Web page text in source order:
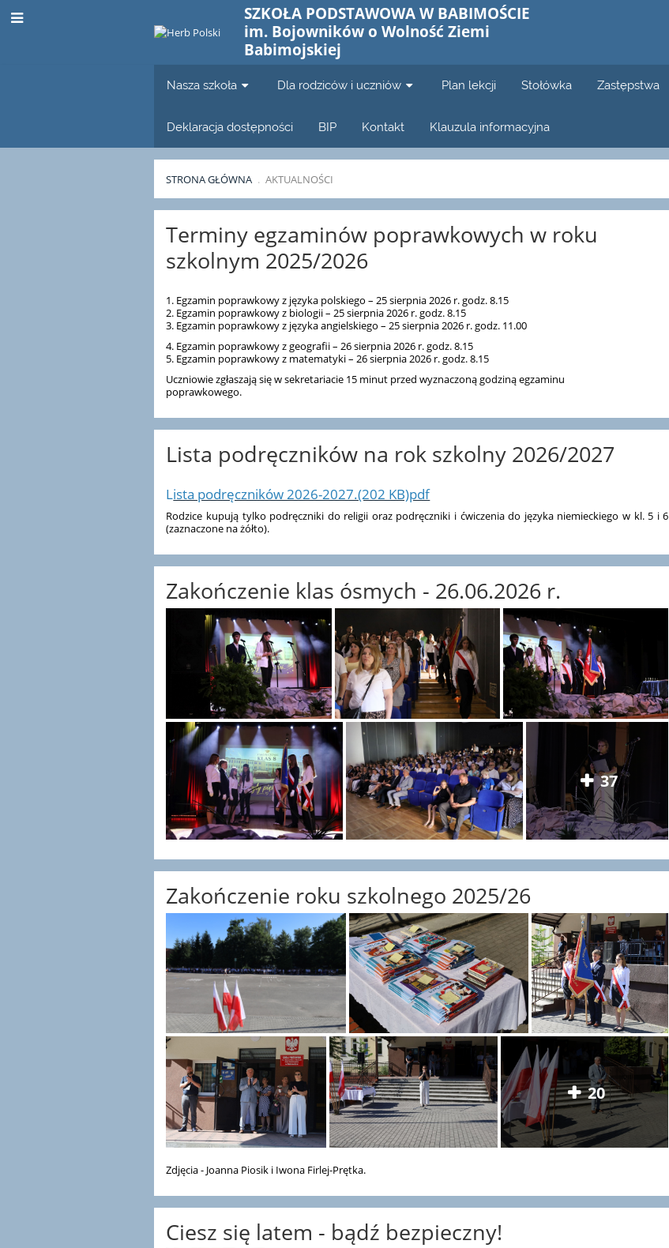
SZKOŁA PODSTAWOWA W BABIMOŚCIE
im. Bojowników o Wolność Ziemi
Babimojskiej
Nasza szkoła Dla rodziców i uczniów Plan lekcji Stołówka Zastępstwa
Deklaracja dostępności BIP Kontakt Klauzula informacyjna
STRONA GŁÓWNA . AKTUALNOŚCI
Aktualności
Terminy egzaminów poprawkowych w roku
szkolnym 2025/2026
1. Egzamin poprawkowy z języka polskiego – 25 sierpnia 2026 r. godz. 8.15
2. Egzamin poprawkowy z biologii – 25 sierpnia 2026 r. godz. 8.15
3. Egzamin poprawkowy z języka angielskiego – 25 sierpnia 2026 r. godz. 11.00
4. Egzamin poprawkowy z geografii – 26 sierpnia 2026 r. godz. 8.15
5. Egzamin poprawkowy z matematyki – 26 sierpnia 2026 r. godz. 8.15
Uczniowie zgłaszają się w sekretariacie 15 minut przed wyznaczoną godziną egzaminu
poprawkowego.
Lista podręczników na rok szkolny 2026/2027
Lista podręczników 2026-2027.(202 KB)pdf
Rodzice kupują tylko podręczniki do religii oraz podręczniki i ćwiczenia do języka niemieckiego w kl. 5 i 6
(zaznaczone na żółto).
Zakończenie klas ósmych - 26.06.2026 r.
37
Zakończenie roku szkolnego 2025/26
20
Zdjęcia - Joanna Piosik i Iwona Firlej-Prętka.
Ciesz się latem - bądź bezpieczny!